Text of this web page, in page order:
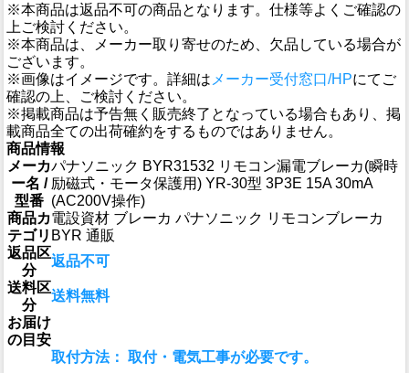
※本商品は返品不可の商品となります。仕様等よくご確認の
上ご検討ください。
※本商品は、メーカー取り寄せのため、欠品している場合が
ございます。
※画像はイメージです。詳細は メーカー受付窓口/HPにてご
確認の上、ご検討ください。
※掲載商品は予告無く販売終了となっている場合もあり、掲
載商品全ての出荷確約をするものではありません。
商品情報
メーカ
ー名 /
型番
パナソニック BYR31532 リモコン漏電ブレーカ(瞬時
励磁式・モータ保護用) YR-30型 3P3E 15A 30mA
(AC200V操作)
商品カ
テゴリ
電設資材 ブレーカ パナソニック リモコンブレーカ
BYR 通販
返品区
分
返品不可
送料区
分
送料無料
お届け
の目安
取付方法： 取付・電気工事が必要です。